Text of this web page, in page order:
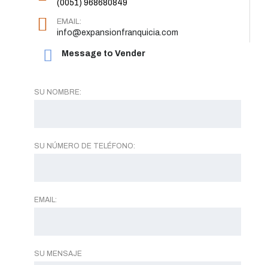
(0051) 968680849
EMAIL:
info@expansionfranquicia.com
Message to Vender
SU NOMBRE:
SU NÚMERO DE TELÉFONO:
EMAIL:
SU MENSAJE